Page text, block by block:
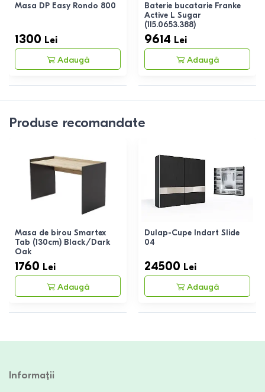
Masa DP Easy Rondo 800
1300 Lei
Adaugă
Baterie bucatarie Franke
Active L Sugar
(115.0653.388)
9614 Lei
Adaugă
Produse recomandate
Masa de birou Smartex
Tab (130cm) Black/Dark
Oak
1760 Lei
Adaugă
Dulap-Cupe Indart Slide
04
24500 Lei
Adaugă
Informații